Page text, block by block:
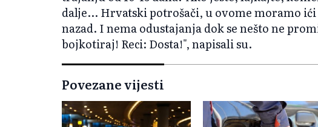
dalje... Hrvatski potrošači, u ovome moramo
nazad. I nema odustajanja dok se nešto ne
bojkotiraj! Reci: Dosta!", napisali su.
Povezane vijesti